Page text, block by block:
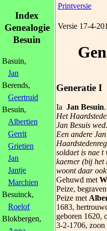
Printversie
Versie 17-4-
Generatie I
Ia Jan Besuin.
Het
Jan Besuis
Een andere
soldaet is nae t
kaemer (bij
woont daar
Gehuwd met
Peize,
Peize met
1683,
geboren 1620,
3-2-1706, zoon
Index
Genealogie
Besuin
Basuin,
Jan
Berends,
Geertruid
Besuin,
Albertien
Gerrit
Grietien
Jan
Jantje
Marchien
Besuinck,
Roelof
Blokbergen,